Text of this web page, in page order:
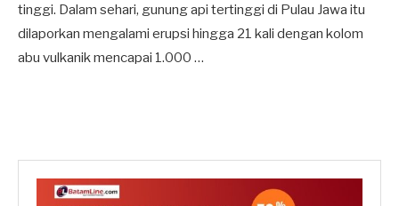
tinggi. Dalam sehari, gunung api tertinggi di Pulau Jawa itu
dilaporkan mengalami erupsi hingga 21 kali dengan kolom
abu vulkanik mencapai 1.000 …